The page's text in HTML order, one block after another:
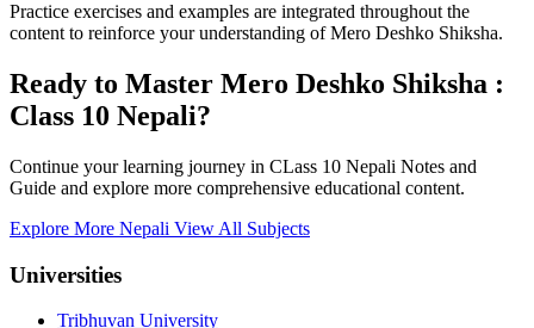
Practice exercises and examples are integrated throughout the
content to reinforce your understanding of Mero Deshko Shiksha.
Ready to Master Mero Deshko Shiksha :
Class 10 Nepali?
Continue your learning journey in CLass 10 Nepali Notes and
Guide and explore more comprehensive educational content.
Explore More Nepali View All Subjects
Universities
Tribhuvan University